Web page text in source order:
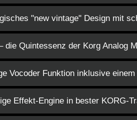
"new vintage" Design mit
die Quintessenz der Korg Analog
Vocoder Funktion inklusive
Effekt-Engine in bester KORG-